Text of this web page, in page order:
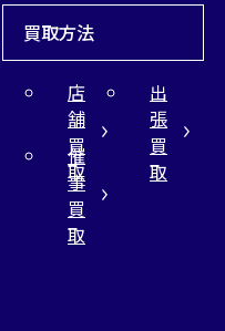
買取方法
店
舗
買
取
出
張
買
取
催
事
買
取